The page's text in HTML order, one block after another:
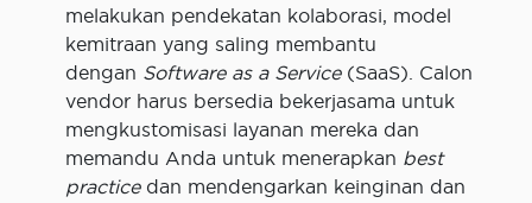
melakukan pendekatan kolaborasi, model
kemitraan yang saling membantu
dengan Software as a Service(SaaS). Calon
vendor harus bersedia bekerjasama untuk
mengkustomisasi layanan mereka dan
memandu Anda untuk menerapkan best
practicedan mendengarkan keinginan dan